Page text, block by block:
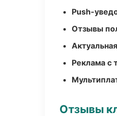
Push-
Отзывы
Реклама с
Отзывы